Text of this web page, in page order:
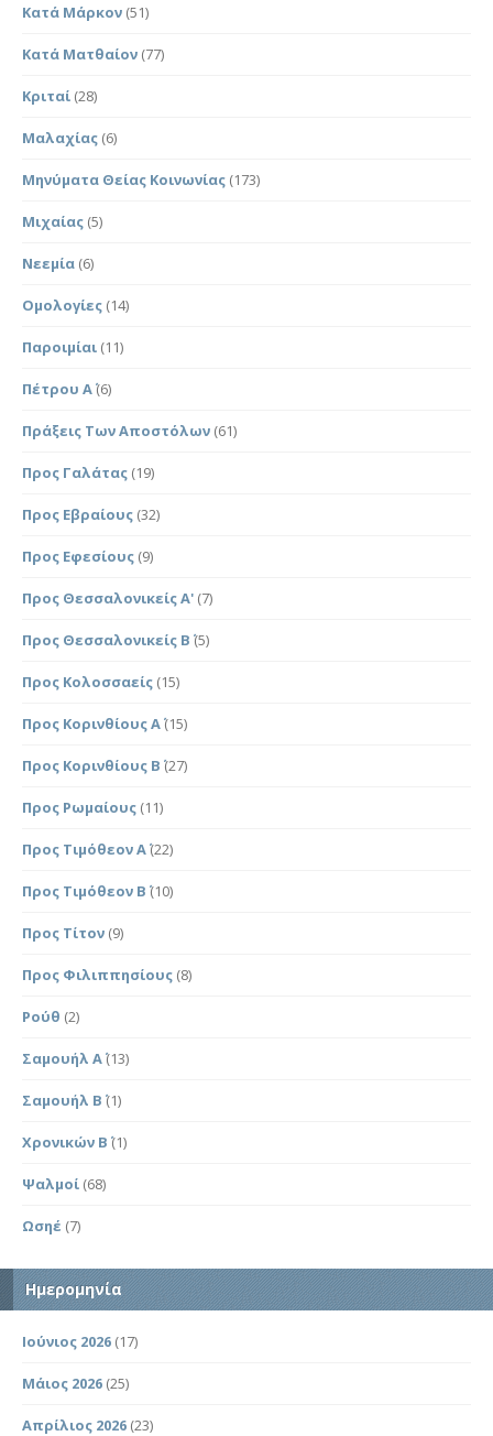
Κατά Μάρκον (51)
Κατά Ματθαίον (77)
Κριταί (28)
Μαλαχίας (6)
Μηνύματα Θείας Κοινωνίας (173)
Μιχαίας (5)
Νεεμία (6)
Ομολογίες (14)
Παροιμίαι (11)
Πέτρου Α΄(6)
Πράξεις Των Αποστόλων (61)
Προς Γαλάτας (19)
Προς Εβραίους (32)
Προς Εφεσίους (9)
Προς Θεσσαλονικείς Α' (7)
Προς Θεσσαλονικείς Β΄ (5)
Προς Κολοσσαείς (15)
Προς Κορινθίους Α΄(15)
Προς Κορινθίους Β΄ (27)
Προς Ρωμαίους (11)
Προς Τιμόθεον Α΄(22)
Προς Τιμόθεον Β΄ (10)
Προς Τίτον (9)
Προς Φιλιππησίους (8)
Ρούθ (2)
Σαμουήλ Α΄(13)
Σαμουήλ Β΄ (1)
Χρονικών Β΄ (1)
Ψαλμοί (68)
Ωσηέ (7)
Ημερομηνία
Ιούνιος 2026 (17)
Μάιος 2026 (25)
Απρίλιος 2026 (23)